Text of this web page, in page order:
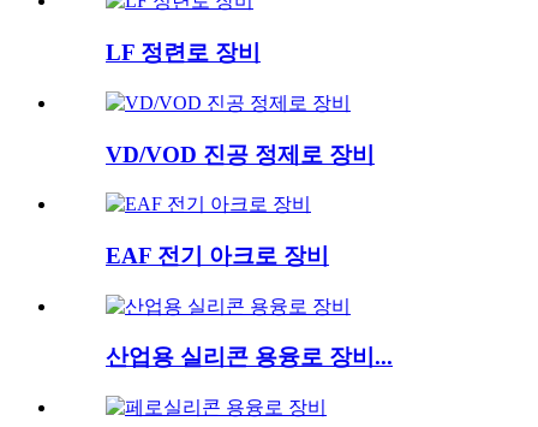
LF 정련로 장비
VD/VOD 진공 정제로 장비
EAF 전기 아크로 장비
산업용 실리콘 용융로 장비...